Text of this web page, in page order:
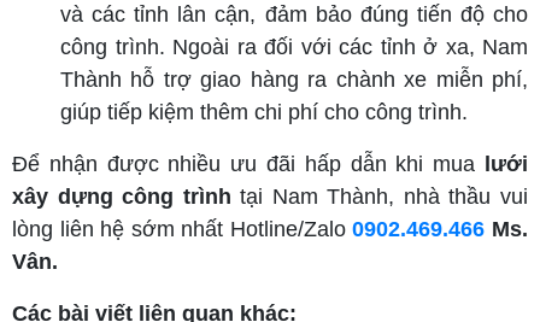
và các tỉnh lân cận, đảm bảo đúng tiến độ cho
công trình. Ngoài ra đối với các tỉnh ở xa, Nam
Thành hỗ trợ giao hàng ra chành xe miễn phí,
giúp tiếp kiệm thêm chi phí cho công trình.
Để nhận được nhiều ưu đãi hấp dẫn khi mua lưới
xây dựng công trìnhtại Nam Thành, nhà thầu vui
lòng liên hệ sớm nhất Hotline/Zalo0902.469.466 Ms.
Vân.
Các bài viết liên quan khác: